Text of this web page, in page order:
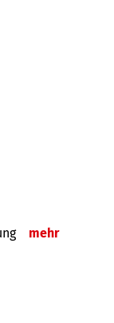
mehr